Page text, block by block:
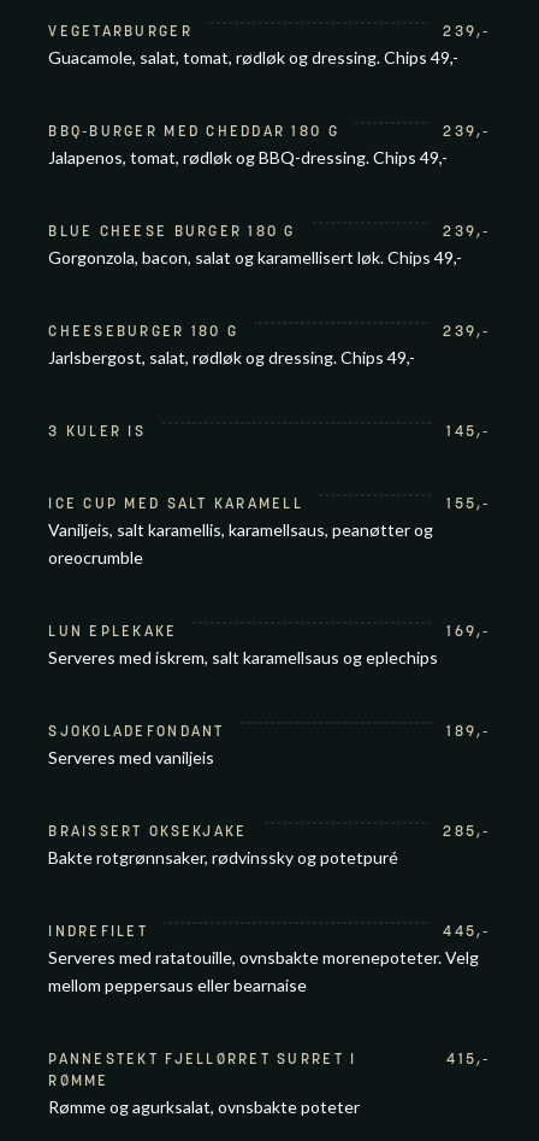
VEGETARBURGER 239,-
Guacamole, salat, tomat, rødløk og dressing. Chips 49,-
BBQ-BURGER MED CHEDDAR 180 G 239,-
Jalapenos, tomat, rødløk og BBQ-dressing. Chips 49,-
BLUE CHEESE BURGER 180 G 239,-
Gorgonzola, bacon, salat og karamellisert løk. Chips 49,-
CHEESEBURGER 180 G 239,-
Jarlsbergost, salat, rødløk og dressing. Chips 49,-
3 KULER IS 145,-
ICE CUP MED SALT KARAMELL 155,-
Vaniljeis, salt karamellis, karamellsaus, peanøtter og
oreocrumble
LUN EPLEKAKE 169,-
Serveres med iskrem, salt karamellsaus og eplechips
SJOKOLADEFONDANT 189,-
Serveres med vaniljeis
BRAISSERT OKSEKJAKE 285,-
Bakte rotgrønnsaker, rødvinssky og potetpuré
INDREFILET 445,-
Serveres med ratatouille, ovnsbakte morenepoteter. Velg
mellom peppersaus eller bearnaise
PANNESTEKT FJELLØRRET SURRET I
RØMME
415,-
Rømme og agurksalat, ovnsbakte poteter